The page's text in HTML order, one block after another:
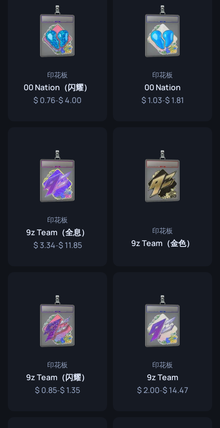
印花板
00 Nation（闪耀）
0.76- 4.00
印花板
00 Nation
1.03- 1.81
印花板
9z Team（全息）
3.34- 11.85
印花板
9z Team（金色）
印花板
9z Team（闪耀）
0.85- 1.35
印花板
9z Team
2.00- 14.47